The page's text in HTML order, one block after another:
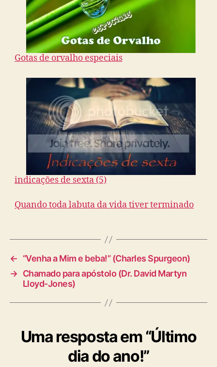
Gotas de orvalho especiais
indicações de sexta (5)
Quando toda labuta da vida tiver terminado
←
“Venha a Mim e beba!” (Charles Spurgeon)
→ Chamado para apóstolo (Dr. David Martyn
Lloyd-Jones)
Uma resposta em “Último
dia do ano!”